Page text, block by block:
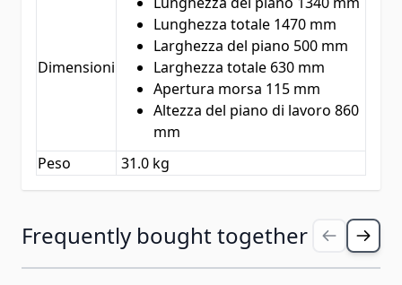
Dimensioni
Lunghezza totale 1470 mm
Larghezza del piano 500 mm
Larghezza totale 630 mm
Apertura morsa 115 mm
Altezza del piano di lavoro 860
mm
Peso
31.0 kg
Premi per saltare il carosello
Frequently bought together